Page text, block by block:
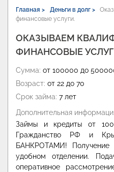
Главная > Деньги в долг >
финансовые услуги.
ОКАЗЫВАЕМ
ФИНАНСОВЫЕ
Сумма: от 100000 до
Возраст: от 22 до 70
Срок займа: 7 лет
Дополнительная
Займы и кредиты от
Гражданство РФ и
БАНКРОТАМИ!
удобном отделении.
оперативное